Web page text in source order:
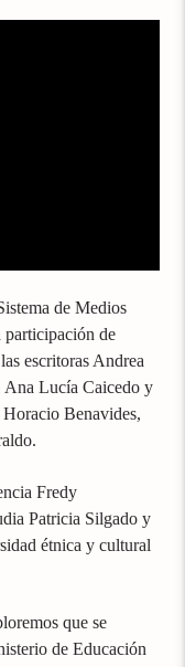
de Medios
participación de
escritoras Andrea
Ana Lucía Caicedo y
Benavides,
Fredy
Patricia Silgado y
étnica y cultural
que se
de Educación